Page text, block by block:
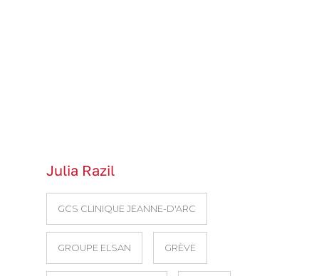
Julia Razil
GCS CLINIQUE JEANNE-D'ARC
GROUPE ELSAN GRÈVE